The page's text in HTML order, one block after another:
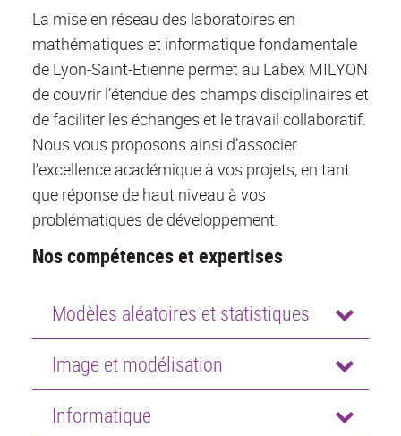
La mise en réseau des laboratoires en
mathématiques et informatique fondamentale
de Lyon-Saint-Etienne permet au Labex MILYON
de couvrir l’étendue des champs disciplinaires et
de faciliter les échanges et le travail collaboratif.
Nous vous proposons ainsi d’associer
l’excellence académique à vos projets, en tant
que réponse de haut niveau à vos
problématiques de développement.
Nos compétences et expertises
Modèles aléatoires et statistiques
Image et modélisation
Informatique